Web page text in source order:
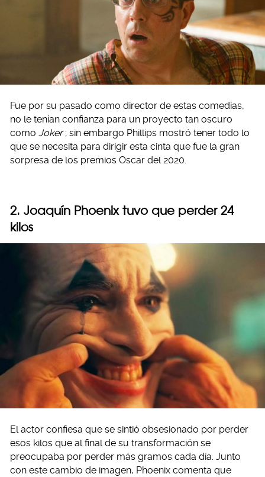
Fue por su pasado como director de estas comedias,
no le tenían confianza para un proyecto tan oscuro
como Joker ; sin embargo Phillips mostró tener todo lo
que se necesita para dirigir esta cinta que fue la gran
sorpresa de los premios Oscar del 2020.
2. Joaquín Phoenix tuvo que perder 24
kilos
El actor confiesa que se sintió obsesionado por perder
esos kilos que al final de su transformación se
preocupaba por perder más gramos cada día. Junto
con este cambio de imagen, Phoenix comenta que